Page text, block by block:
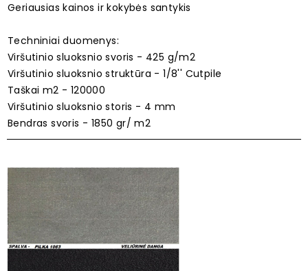
Geriausias kainos ir kokybės santykis
Techniniai duomenys:
Viršutinio sluoksnio svoris - 425 g/m2
Viršutinio sluoksnio struktūra - 1/8'' Cutpile
Taškai m2 - 120000
Viršutinio sluoksnio storis - 4 mm
Bendras svoris - 1850 gr/ m2